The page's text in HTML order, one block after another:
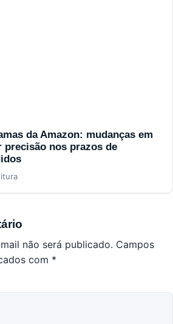
da Amazon: mudanças em
precisão nos prazos de
não será publicado. Campos
com *